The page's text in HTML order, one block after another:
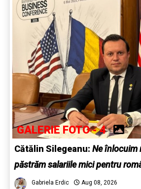
GALERIE FOTO - 4
Cătălin Silegeanu: Ne înlocuim
păstrăm salariile mici pentru
Gabriela Erdic Aug 08, 2026